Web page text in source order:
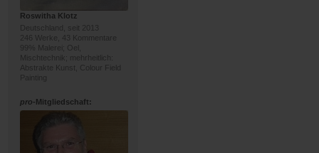
Roswitha Klotz
Deutschland, seit 2013
246 Werke, 43 Kommentare
99% Malerei; Oel,
Mischtechnik; mehrheitlich:
Abstrakte Kunst, Colour Field
Painting
pro-Mitgliedschaft: